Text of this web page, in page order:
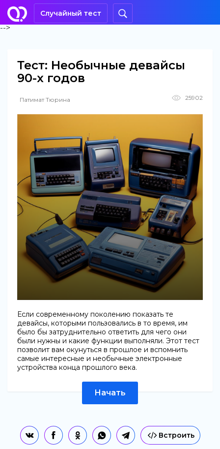
Случайный тест
-->
Тест: Необычные девайсы
90-х годов
Патимат Тюрина 25902
Если современному поколению показать те
девайсы, которыми пользовались в то время, им
было бы затруднительно ответить для чего они
были нужны и какие функции выполняли. Этот тест
позволит вам окунуться в прошлое и вспомнить
самые интересные и необычные электронные
устройства конца прошлого века.
Начать
Встроить